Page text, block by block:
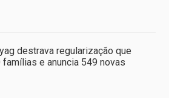
destrava regularização que
e anuncia 549 novas